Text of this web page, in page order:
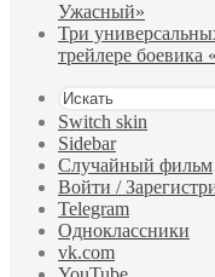
Ужасный»
Три
трейлере боевика
Switch skin
Sidebar
Случайный фильм
Войти /
Telegram
Одноклассники
vk.com